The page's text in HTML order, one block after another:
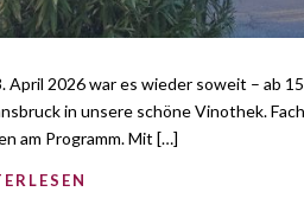
April 2026 war es wieder soweit – ab
in unsere schöne Vinothek.
am Programm. Mit […]